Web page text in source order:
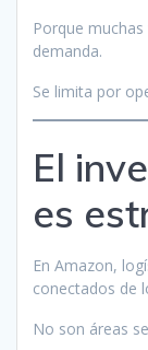
Porque
demanda.
Se limita por
El
es
En Amazon,
conectados de
No son áreas